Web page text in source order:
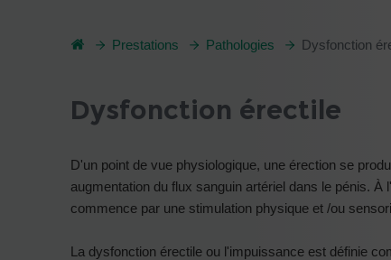
Prestations Pathologies Dysfonction
Dysfonction érectile
D'un point de vue physiologique, une érection se
augmentation du flux sanguin artériel dans le pénis.
commence par une stimulation physique et /ou
La dysfonction érectile ou l'impuissance est définie